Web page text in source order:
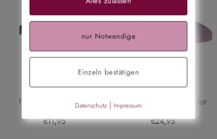
Patentspange klein mit
Schleife – schwarz
€11,95
Haarspange Marseille – rot
€24,95
nur Notwendige
Einzeln bestätigen
Datenschutz| Impressum